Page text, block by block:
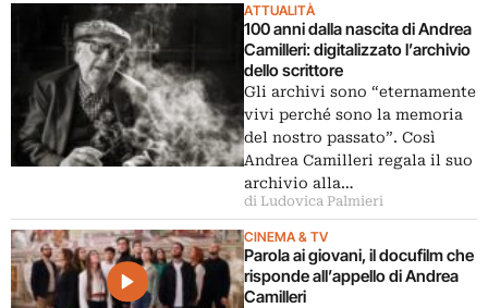
ATTUALITÀ
100 anni dalla nascita di Andrea
Camilleri: digitalizzato l’archivio
dello scrittore
Gli archivi sono “eternamente
vivi perché sono la memoria
del nostro passato”. Così
Andrea Camilleri regala il suo
archivio alla…
di Ludovica Palmieri
CINEMA & TV
Parola ai giovani, il docufilm che
risponde all’appello di Andrea
Camilleri